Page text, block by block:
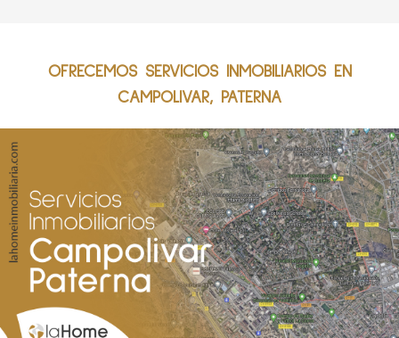
OFRECEMOS SERVICIOS INMOBILIARIOS EN
CAMPOLIVAR, PATERNA